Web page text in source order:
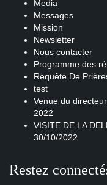
Media
Messages
Mission
Newsletter
Nous contacter
Programme des
Requête De
test
Venue du
2022
VISITE DE LA
30/10/2022
Restez